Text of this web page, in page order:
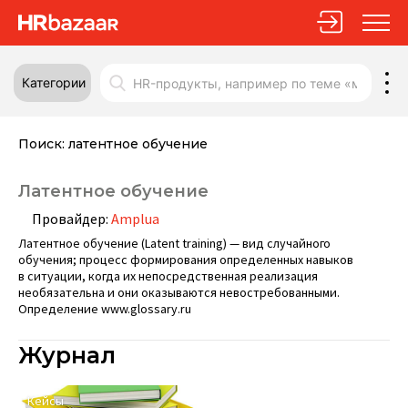
Категории
Поиск: латентное обучение
Латентное обучение
Провайдер: Amplua
Латентное обучение (Latent training) — вид случайного
обучения; процесс формирования определенных навыков
в ситуации, когда их непосредственная реализация
необязательна и они оказываются невостребованными.
Определение www.glossary.ru
Журнал
Кейсы